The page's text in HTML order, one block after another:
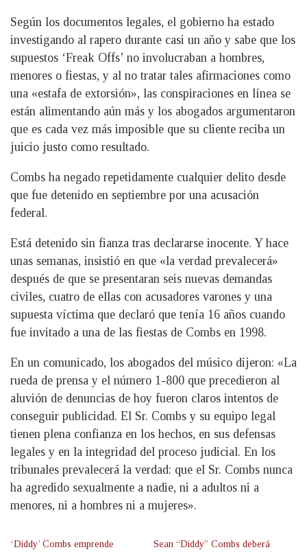
Según los documentos legales, el gobierno ha estado
investigando al rapero durante casi un año y sabe que los
supuestos ‘Freak Offs’ no involucraban a hombres,
menores o fiestas, y al no tratar tales afirmaciones como
una «estafa de extorsión», las conspiraciones en línea se
están alimentando aún más y los abogados argumentaron
que es cada vez más imposible que su cliente reciba un
juicio justo como resultado.
Combs ha negado repetidamente cualquier delito desde
que fue detenido en septiembre por una acusación
federal.
Está detenido sin fianza tras declararse inocente. Y hace
unas semanas, insistió en que «la verdad prevalecerá»
después de que se presentaran seis nuevas demandas
civiles, cuatro de ellas con acusadores varones y una
supuesta víctima que declaró que tenía 16 años cuando
fue invitado a una de las fiestas de Combs en 1998.
En un comunicado, los abogados del músico dijeron: «La
rueda de prensa y el número 1-800 que precedieron al
aluvión de denuncias de hoy fueron claros intentos de
conseguir publicidad. El Sr. Combs y su equipo legal
tienen plena confianza en los hechos, en sus defensas
legales y en la integridad del proceso judicial. En los
tribunales prevalecerá la verdad: que el Sr. Combs nunca
ha agredido sexualmente a nadie, ni a adultos ni a
menores, ni a hombres ni a mujeres».
‘Diddy’ Combs emprende Sean “Diddy” Combs deberá